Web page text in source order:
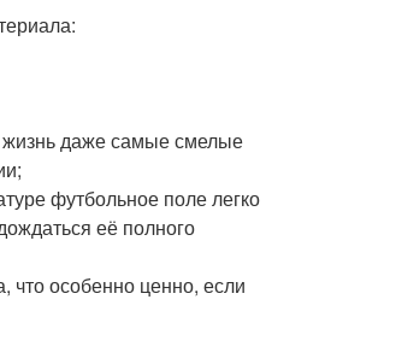
даже самые смелые
футбольное поле легко
её полного
что особенно ценно, если